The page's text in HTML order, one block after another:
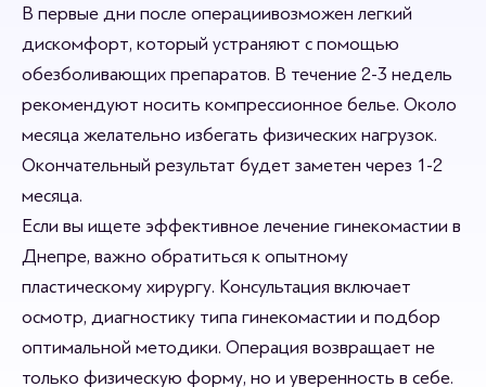
В первые дни после операциивозможен легкий
дискомфорт, который устраняют с помощью
обезболивающих препаратов. В течение 2-3 недель
рекомендуют носить компрессионное белье. Около
месяца желательно избегать физических нагрузок.
Окончательный результат будет заметен через 1-2
месяца.
Если вы ищете эффективное лечение гинекомастии в
Днепре, важно обратиться к опытному
пластическому хирургу. Консультация включает
осмотр, диагностику типа гинекомастии и подбор
оптимальной методики. Операция возвращает не
только физическую форму, но и уверенность в себе.